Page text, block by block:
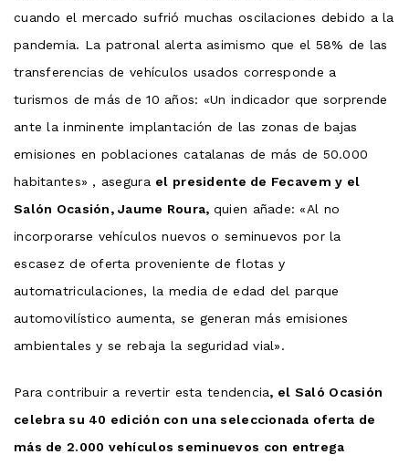
cuando el mercado sufrió muchas oscilaciones debido a la
pandemia. La patronal alerta asimismo que el 58% de las
transferencias de vehículos usados ​​corresponde a
turismos de más de 10 años: «Un indicador que sorprende
ante la inminente implantación de las zonas de bajas
emisiones en poblaciones catalanas de más de 50.000
habitantes» , asegura el presidente de Fecavem y el
Salón Ocasión, Jaume Roura, quien añade: «Al no
incorporarse vehículos nuevos o seminuevos por la
escasez de oferta proveniente de flotas y
automatriculaciones, la media de edad del parque
automovilístico aumenta, se generan más emisiones
ambientales y se rebaja la seguridad vial».
Para contribuir a revertir esta tendencia, el Saló Ocasión
celebra su 40 edición con una seleccionada oferta de
más de 2.000 vehículos seminuevos con entrega